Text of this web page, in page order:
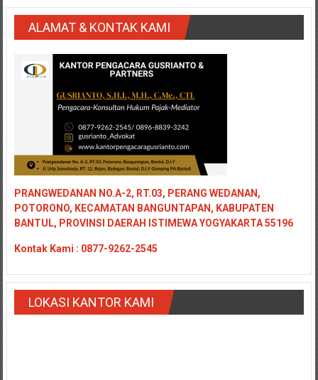
ALAMAT & KONTAK KAMI
PRANGWEDANAN NO.A-2, RT.03, PERANG WEDANAN,
POTORONO, KECAMATAN BANGUNTAPAN, KABUPATEN
BANTUL, PROVINSI DAERAH ISTIMEWA YOGYAKARTA 55196
Kontak Kami : 0877-9262-2545
LOKASI KANTOR KAMI